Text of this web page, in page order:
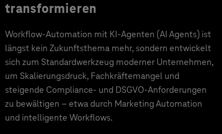
transformieren
Workflow-Automation mit KI-Agenten (AI Agents) ist
längst kein Zukunftsthema mehr, sondern entwickelt
sich zum Standardwerkzeug moderner Unternehmen,
um Skalierungsdruck, Fachkräftemangel und
steigende Compliance- und DSGVO-Anforderungen
zu bewältigen – etwa durch Marketing Automation
und intelligente Workflows.